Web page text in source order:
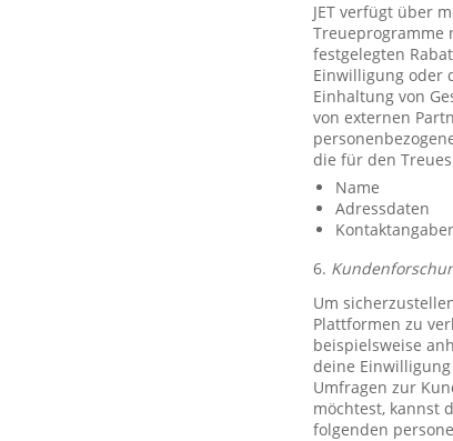
JET verfügt über
Treueprogramme
festgelegten
Einwilligung oder
Einhaltung von
von externen
die für den
Name
Adressdaten
6.
Um
Plattformen zu
beispielsweise
deine
Umfragen zur
möchtest, kannst
folgenden